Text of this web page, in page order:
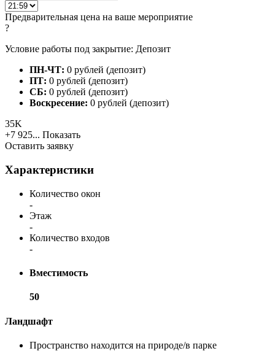
Предварительная цена на ваше мероприятие
?
Условие работы под закрытие: Депозит
ПН-ЧТ: 0 рублей (депозит)
ПТ: 0 рублей (депозит)
СБ: 0 рублей (депозит)
Воскресение: 0 рублей (депозит)
35K
+7 925... Показать
Оставить заявку
Характеристики
Количество окон
-
Этаж
-
Количество входов
-
Вместимость
50
Ландшафт
Пространство находится на природе/в парке